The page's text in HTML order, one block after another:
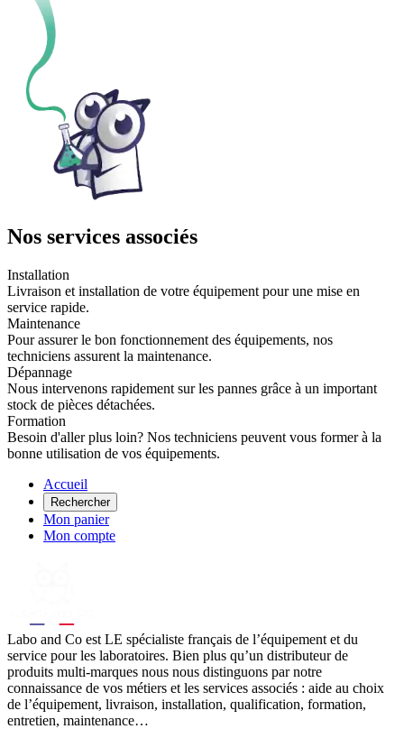
Nos services associés
Installation
Livraison et installation de votre équipement pour une mise en
service rapide.
Maintenance
Pour assurer le bon fonctionnement des équipements, nos
techniciens assurent la maintenance.
Dépannage
Nous intervenons rapidement sur les pannes grâce à un important
stock de pièces détachées.
Formation
Besoin d'aller plus loin? Nos techniciens peuvent vous former à la
bonne utilisation de vos équipements.
Accueil
Rechercher
Mon panier
Mon compte
Labo and Co est LE spécialiste français de l’équipement et du
service pour les laboratoires. Bien plus qu’un distributeur de
produits multi-marques nous nous distinguons par notre
connaissance de vos métiers et les services associés : aide au choix
de l’équipement, livraison, installation, qualification, formation,
entretien, maintenance…